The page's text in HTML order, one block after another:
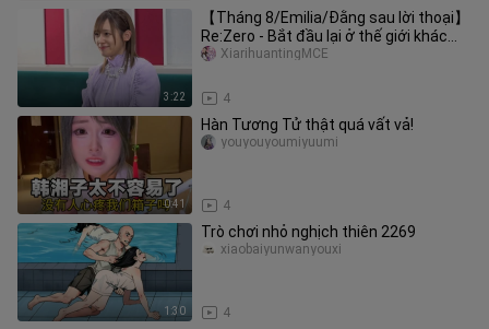
3:22
【Tháng 8/Emilia/Đằng sau lời thoại】
Re:Zero - Bắt đầu lại ở thế giới khác
mùa 4 “Takahashi Rie” – Hậu
4
XiarihuantingMCE
0:41
Hàn Tương Tử thật quá vất vả!
4
youyouyoumiyuumi
1:30
Trò chơi nhỏ nghịch thiên 2269
4
xiaobaiyunwanyouxi